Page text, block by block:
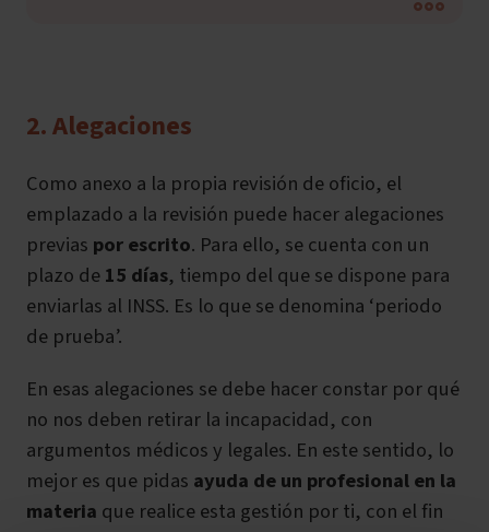
2. Alegaciones
Como anexo a la propia revisión de oficio, el
emplazado a la revisión puede hacer alegaciones
previas por escrito. Para ello, se cuenta con un
plazo de15 días, tiempo del que se dispone para
enviarlas al INSS. Es lo que se denomina ‘periodo
de prueba’.
En esas alegaciones se debe hacer constar por qué
no nos deben retirar la incapacidad, con
argumentos médicos y legales. En este sentido, lo
mejor es que pidas ayuda de un profesional en la
materia que realice esta gestión por ti, con el fin